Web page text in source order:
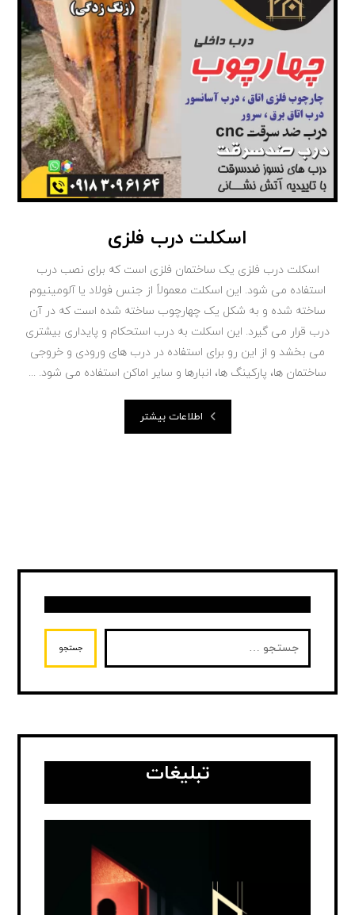
اسکلت درب فلزی
اسکلت درب فلزی یک ساختمان فلزی است که برای نصب درب
استفاده می شود. این اسکلت معمولاً از جنس فولاد یا آلومینیوم
ساخته شده و به شکل یک چهارچوب ساخته شده است که در آن
درب قرار می گیرد. این اسکلت به درب استحکام و پایداری بیشتری
می بخشد و از این رو برای استفاده در درب های ورودی و خروجی
ساختمان ها، پارکینگ ها، انبارها و سایر اماکن استفاده می شود. ...
اطلاعات بیشتر
جستجو
تبلیغات